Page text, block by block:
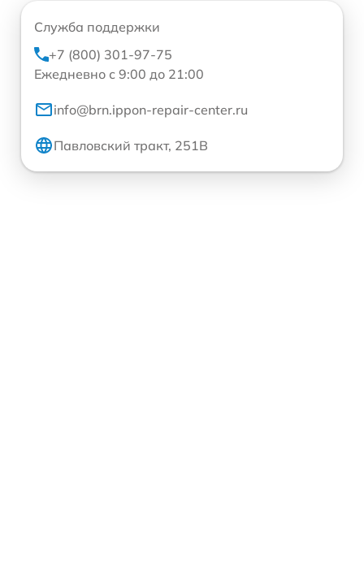
Служба поддержки
+7 (800) 301-97-75
Ежедневно с 9:00 до 21:00
info@brn.ippon-repair-center.ru
Павловский тракт, 251В